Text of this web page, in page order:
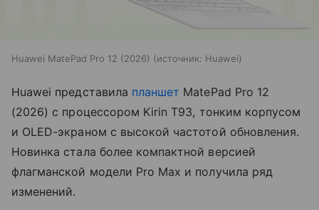
Huawei MatePad Pro 12 (2026) источник: Huawei
Huawei представила планшет MatePad Pro 12
(2026) с процессором Kirin T93, тонким корпусом
и OLED-экраном с высокой частотой обновления.
Новинка стала более компактной версией
флагманской модели Pro Max и получила ряд
изменений.